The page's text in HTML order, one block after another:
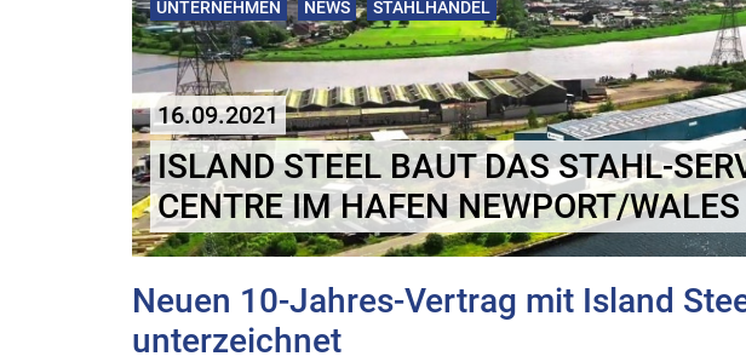
UNTERNEHMEN NEWS STAHLHANDEL
16.09.2021
ISLAND STEEL BAUT DAS STAHL-
CENTRE IM HAFEN NEWPORT/
Neuen 10-Jahres-Vertrag mit Island
unterzeichnet